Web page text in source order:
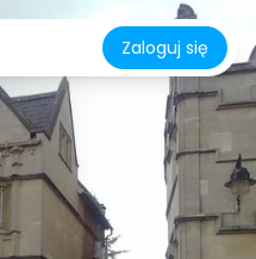
Zaloguj się